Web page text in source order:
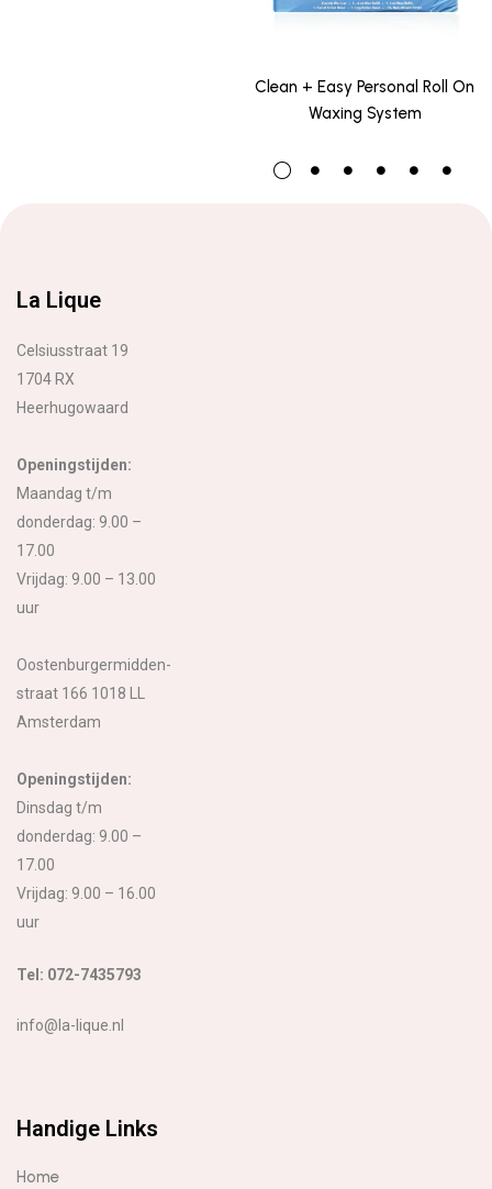
Clean + Easy Personal Roll On
Waxing System
La Lique
Celsiusstraat 19
1704 RX
Heerhugowaard
Openingstijden:
Maandag t/m
donderdag: 9.00 –
17.00
Vrijdag: 9.00 – 13.00
uur
Oostenburgermidden-
straat 166 1018 LL
Amsterdam
Openingstijden:
Dinsdag t/m
donderdag: 9.00 –
17.00
Vrijdag: 9.00 – 16.00
uur
Tel: 072-7435793
info@la-lique.nl
Handige Links
Home